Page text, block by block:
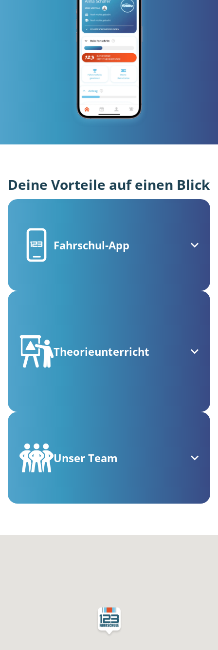
Deine Vorteile auf einen Blick
Fahrschul-App
Theorieunterricht
Unser Team